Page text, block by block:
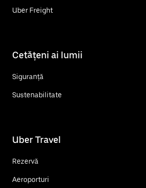
Uber Freight
Cetățeni ai lumii
Siguranță
Sustenabilitate
Uber Travel
Rezervă
Aeroporturi